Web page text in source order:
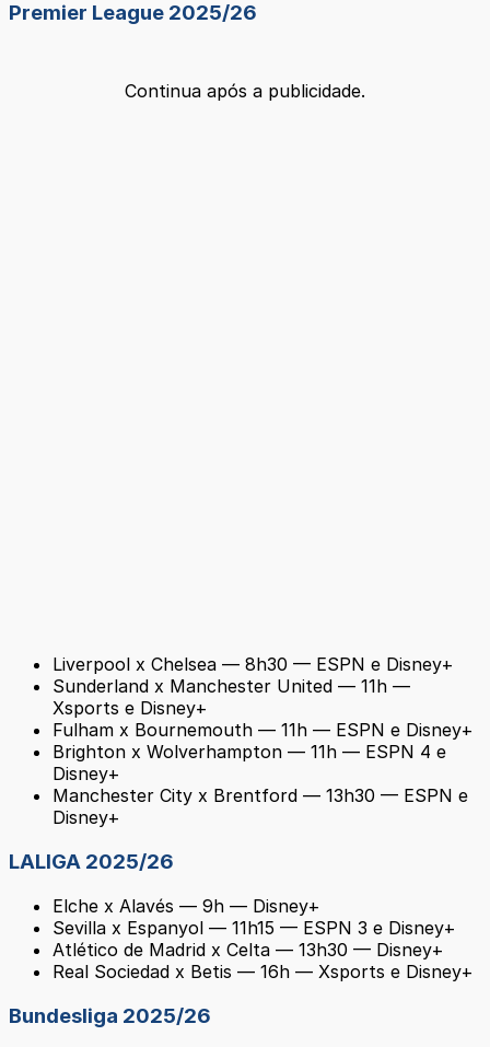
Premier League 2025/26
Continua após a publicidade.
Liverpool x Chelsea — 8h30 — ESPN e Disney+
Sunderland x Manchester United — 11h —
Xsports e Disney+
Fulham x Bournemouth — 11h — ESPN e Disney+
Brighton x Wolverhampton — 11h — ESPN 4 e
Disney+
Manchester City x Brentford — 13h30 — ESPN e
Disney+
LALIGA 2025/26
Elche x Alavés — 9h — Disney+
Sevilla x Espanyol — 11h15 — ESPN 3 e Disney+
Atlético de Madrid x Celta — 13h30 — Disney+
Real Sociedad x Betis — 16h — Xsports e Disney+
Bundesliga 2025/26